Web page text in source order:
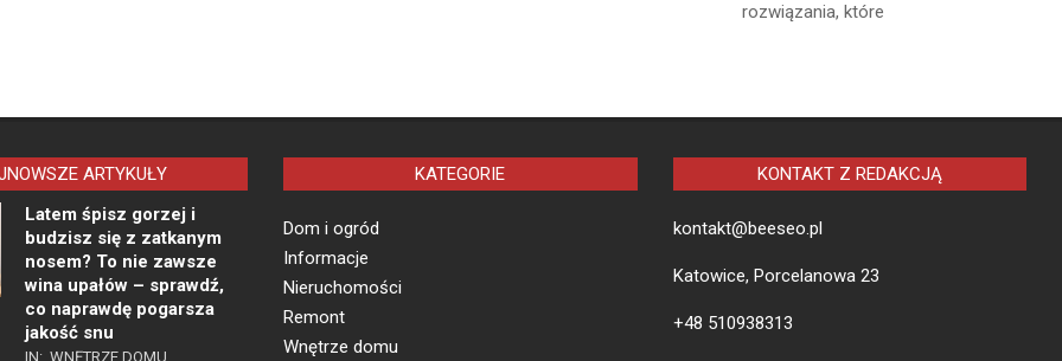
rozwiązania, które
ARTYKUŁY
Latem śpisz gorzej i
budzisz się z zatkanym
nosem? To nie zawsze
wina upałów – sprawdź,
co naprawdę pogarsza
jakość snu
IN: WNĘTRZE DOMU
KATEGORIE
Dom i ogród
Informacje
Nieruchomości
Remont
Wnętrze domu
KONTAKT Z REDAKCJĄ
kontakt@beeseo.pl
Katowice, Porcelanowa 23
+48 510938313